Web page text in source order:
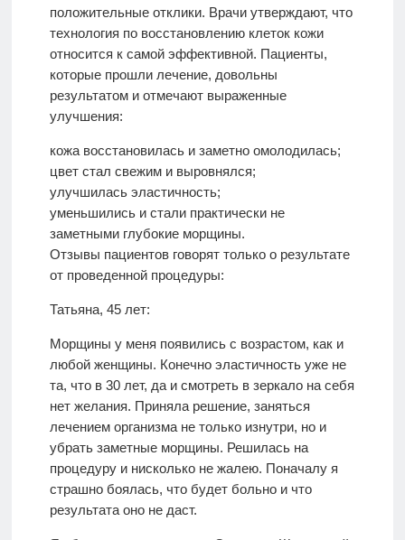
положительные отклики. Врачи утверждают, что
технология по восстановлению клеток кожи
относится к самой эффективной. Пациенты,
которые прошли лечение, довольны
результатом и отмечают выраженные
улучшения:
кожа восстановилась и заметно омолодилась;
цвет стал свежим и выровнялся;
улучшилась эластичность;
уменьшились и стали практически не
заметными глубокие морщины.
Отзывы пациентов говорят только о результате
от проведенной процедуры:
Татьяна, 45 лет:
Морщины у меня появились с возрастом, как и
любой женщины. Конечно эластичность уже не
та, что в 30 лет, да и смотреть в зеркало на себя
нет желания. Приняла решение, заняться
лечением организма не только изнутри, но и
убрать заметные морщины. Решилась на
процедуру и нисколько не жалею. Поначалу я
страшно боялась, что будет больно и что
результата оно не даст.